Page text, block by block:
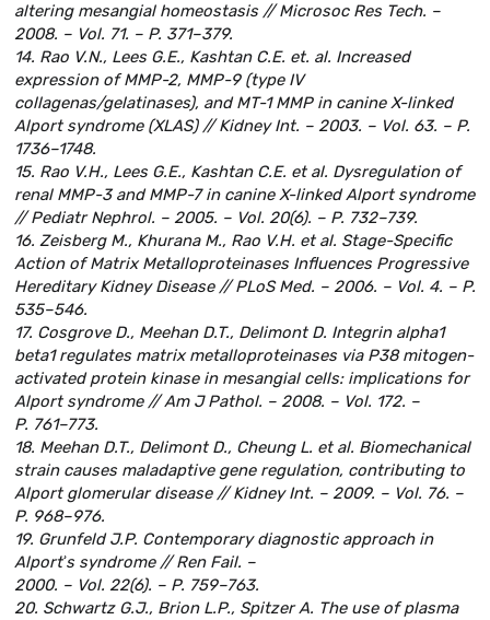
altering mesangial homeostasis // Microsoc Res Tech. –
2008. – Vol. 71. – P. 371–379.
14. Rao V.N., Lees G.E., Kashtan C.E. et. al. Increased
expression of MMP-2, MMP-9 (type IV
collagenas/gelatinases), and MT-1 MMP in canine X-linked
Alport syndrome (XLAS) // Kidney Int. – 2003. – Vol. 63. – P.
1736–1748.
15. Rao V.H., Lees G.E., Kashtan C.E. et al. Dysregulation of
renal MMP-3 and MMP-7 in canine X-linked Alport syndrome
// Pediatr Nephrol. – 2005. – Vol. 20(6). – P. 732–739.
16. Zeisberg M., Khurana M., Rao V.H. et al. Stage-Specific
Action of Matrix Metalloproteinases Influences Progressive
Hereditary Kidney Disease // PLoS Med. – 2006. – Vol. 4. – P.
535–546.
17. Cosgrove D., Meehan D.T., Delimont D. Integrin alpha1
beta1 regulates matrix metalloproteinases via P38 mitogen-
activated protein kinase in mesangial cells: implications for
Alport syndrome // Am J Pathol. – 2008. – Vol. 172. –
P. 761–773.
18. Meehan D.T., Delimont D., Cheung L. et al. Biomechanical
strain causes maladaptive gene regulation, contributing to
Alport glomerular disease // Kidney Int. – 2009. – Vol. 76. –
P. 968–976.
19. Grunfeld J.P. Contemporary diagnostic approach in
Alportʾs syndrome // Ren Fail. –
2000. – Vol. 22(6). – P. 759–763.
20. Schwartz G.J., Brion L.P., Spitzer A. The use of plasma